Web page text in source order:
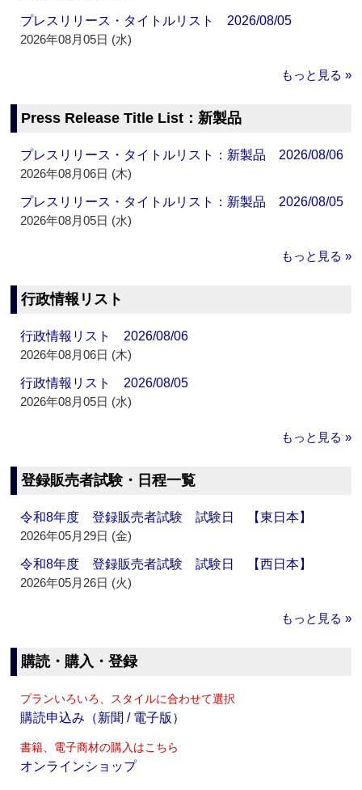
プレスリリース・タイトルリスト 2026/08/05
2026年08月05日 (水)
もっと見る »
Press Release Title List：新製品
プレスリリース・タイトルリスト：新製品 2026/08/06
2026年08月06日 (木)
プレスリリース・タイトルリスト：新製品 2026/08/05
2026年08月05日 (水)
もっと見る »
行政情報リスト
行政情報リスト 2026/08/06
2026年08月06日 (木)
行政情報リスト 2026/08/05
2026年08月05日 (水)
もっと見る »
登録販売者試験・日程一覧
令和8年度 登録販売者試験 試験日 【東日本】
2026年05月29日 (金)
令和8年度 登録販売者試験 試験日 【西日本】
2026年05月26日 (火)
もっと見る »
購読・購入・登録
プランいろいろ、スタイルに合わせて選択
購読申込み（新聞 / 電子版）
書籍、電子商材の購入はこちら
オンラインショップ